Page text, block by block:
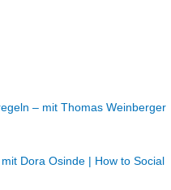
– mit Thomas Weinberger
Dora Osinde | How to Social